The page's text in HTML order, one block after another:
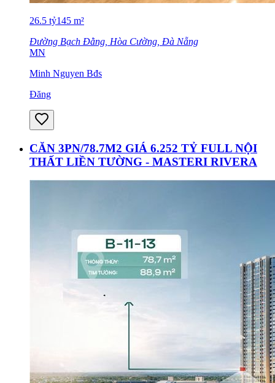
26.5 tỷ145 m²
Đường Bạch Đằng, Hòa Cường, Đà Nẵng
MN
Minh Nguyen Bđs
Đăng
CĂN 3PN/78.7M2 GIÁ 6.252 TỶ FULL NỘI
THẤT LIỀN TƯỜNG - MASTERI RIVERA